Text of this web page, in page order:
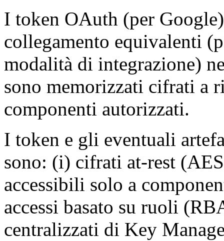
I token OAuth (per
collegamento equivalenti
modalità di integrazione)
sono memorizzati cifrati a
componenti autorizzati.
I token e gli eventuali
sono: (i) cifrati at-rest
accessibili solo a
accessi basato su ruoli
centralizzati di Key